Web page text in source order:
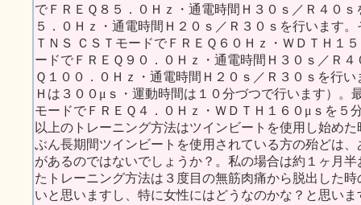
でＦＲＥＱ８５．０Ｈｚ・通電時間Ｈ３０ｓ／Ｒ４０
５．０Ｈｚ・通電時間Ｈ２０ｓ／Ｒ３０ｓを行います
ＴＮＳ ＣＳＴモードでＦＲＥＱ６０Ｈｚ・ＷＤＴＨ１
ードでＦＲＥＱ９０．０Ｈｚ・通電時間Ｈ３０ｓ／Ｒ
Ｑ１００．０Ｈｚ・通電時間Ｈ２０ｓ／Ｒ３０ｓを行
Ｈは３００μｓ・運動時間は１０分づつで行います）。
モードでＦＲＥＱ４．０Ｈｚ・ＷＤＴＨ１６０μｓを５
以上のトレーニング方法はツインビートを使用し始め
ぶん長期間ツインビートを使用されている方の殆どは
があるのではないでしょうか？。私の場合は約１ヶ月
たトレーニング方法は３度目の無筋肉痛から脱出した
いと思いますし、特に女性にはどうなのかな？と思い